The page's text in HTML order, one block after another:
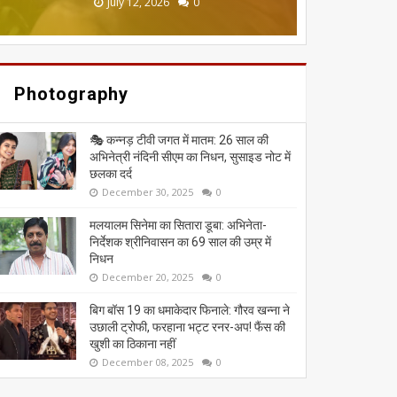
Photography
🎭 कन्नड़ टीवी जगत में मातम: 26 साल की
अभिनेत्री नंदिनी सीएम का निधन, सुसाइड नोट में
छलका दर्द
December 30, 2025 0
मलयालम सिनेमा का सितारा डूबा: अभिनेता-
निर्देशक श्रीनिवासन का 69 साल की उम्र में
निधन
December 20, 2025 0
बिग बॉस 19 का धमाकेदार फिनाले: गौरव खन्ना ने
उछाली ट्रोफी, फरहाना भट्ट रनर-अप! फैंस की
खुशी का ठिकाना नहीं
December 08, 2025 0